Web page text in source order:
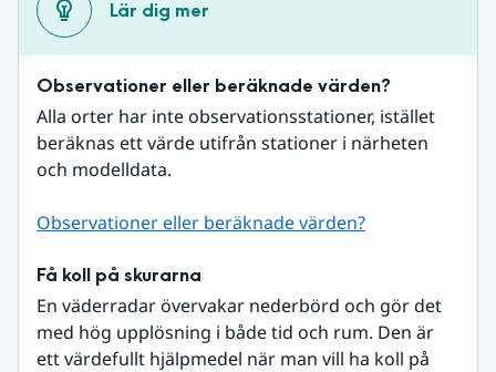
Lär dig mer
Observationer eller beräknade värden?
Alla orter har inte observationsstationer, istället
beräknas ett värde utifrån stationer i närheten
och modelldata.
Observationer eller beräknade värden?
Få koll på skurarna
En väderradar övervakar nederbörd och gör det
med hög upplösning i både tid och rum. Den är
ett värdefullt hjälpmedel när man vill ha koll på